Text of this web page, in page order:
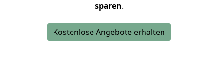
sparen.
Kostenlose Angebote erhalten